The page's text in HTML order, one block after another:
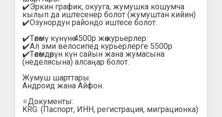
✔️Эркин график, окууга, жумушка кошумча
кылып да иштесенер болот (жумуштан кийин)
✔️Озунордун райондо иштесе болот.
✔️Төлөмү күнүнө 4500р жөө курьерлер:
✔️Ал эми велосипед курьерлерге 5500р
✔️Төлөмдөрүн күн сайын жана жумасына
(неделясына) алсаңар болот.
Жумуш шарттары:
Андроид жана Айфон.
⭐️Документы:
KRG: (Паспорт, ИНН, регистрация, миграционка)